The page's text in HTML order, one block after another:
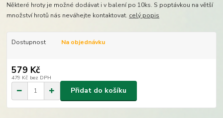
Některé hroty je možné dodávat i v balení po 10ks. S poptávkou na větší
množství hrotů nás neváhejte kontaktovat. celý popis
Dostupnost Na objednávku
579 Kč
479 Kč bez DPH
Přidat do košíku